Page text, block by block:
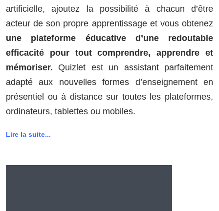
artificielle, ajoutez la possibilité à chacun d’être
acteur de son propre apprentissage et vous obtenez
une plateforme éducative d’une redoutable
efficacité pour tout comprendre, apprendre et
mémoriser. Quizlet est un assistant parfaitement
adapté aux nouvelles formes d’enseignement en
présentiel ou à distance sur toutes les plateformes,
ordinateurs, tablettes ou mobiles.
Lire la suite...